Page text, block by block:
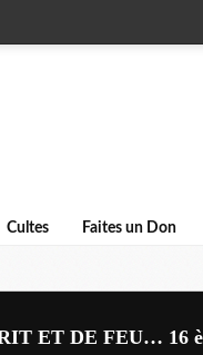
Cultes Faites un Don
ET DE FEU… 16